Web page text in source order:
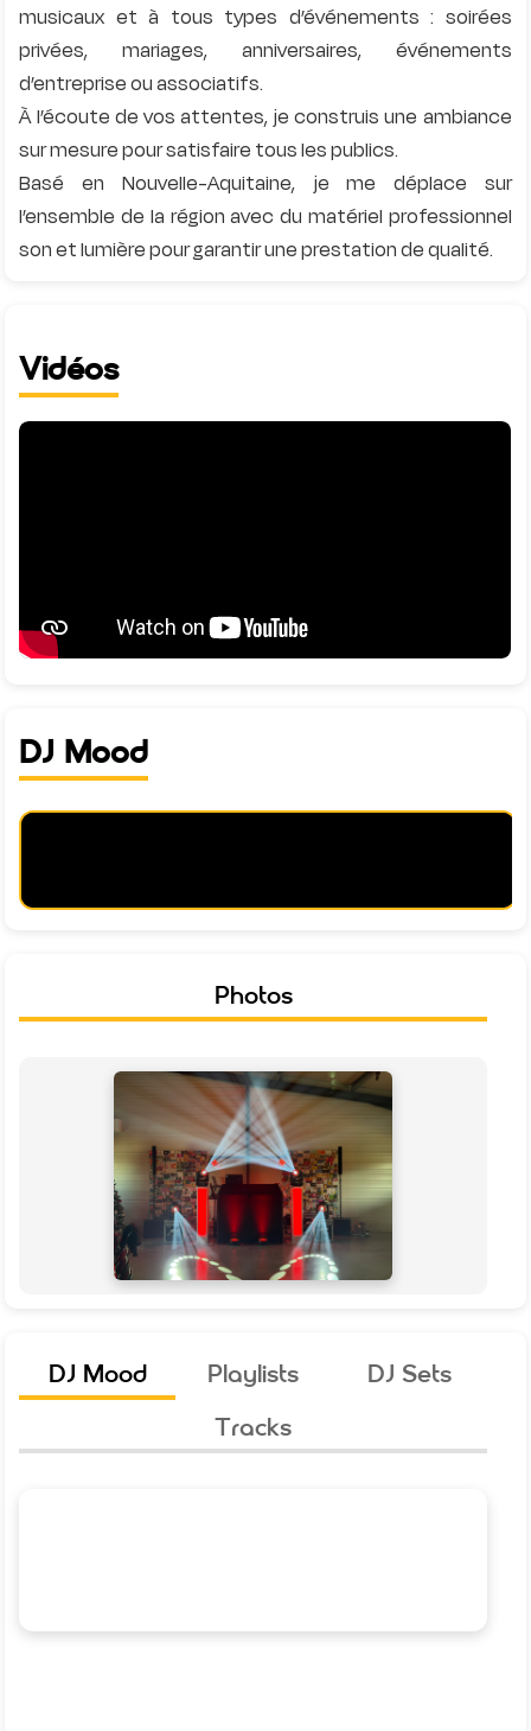
musicaux et à tous types d’événements : soirées
privées, mariages, anniversaires, événements
d’entreprise ou associatifs.
À l’écoute de vos attentes, je construis une ambiance
sur mesure pour satisfaire tous les publics.
Basé en Nouvelle-Aquitaine, je me déplace sur
l’ensemble de la région avec du matériel professionnel
Vidéos
DJ Mood
Photos
DJ Mood Playlists
DJ Sets
Tracks